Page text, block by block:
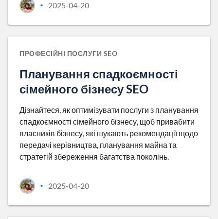
• 2025-04-20
ПРОФЕСІЙНІ ПОСЛУГИ SEO
Планування спадкоємності
сімейного бізнесу SEO
Дізнайтеся, як оптимізувати послуги з планування
спадкоємності сімейного бізнесу, щоб привабити
власників бізнесу, які шукають рекомендації щодо
передачі керівництва, планування майна та
стратегій збереження багатства поколінь.
• 2025-04-20